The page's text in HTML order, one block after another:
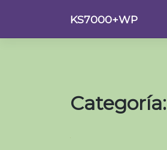
contenido
KS7000+WP
Categoría: